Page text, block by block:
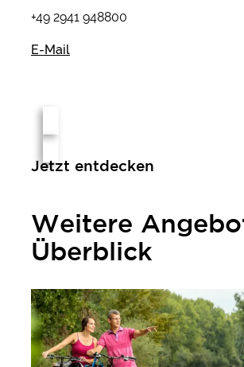
+49 2941 948800
E-Mail
Jetzt entdecken
Weitere
Überblick
Niers-Radwanderweg – Immer mit dem